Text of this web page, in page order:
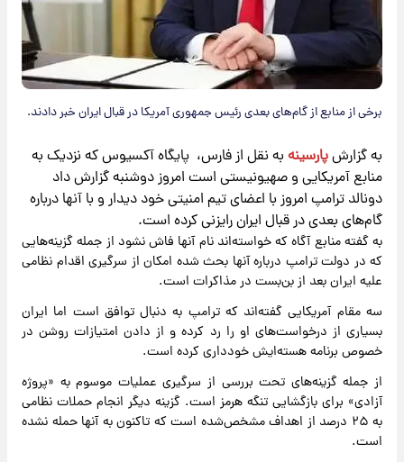
برخی از منابع از گام‌های بعدی رئیس جمهوری آمریکا در قبال ایران خبر دادند.
به گزارشپارسینهبه نقل از فارس، پایگاه آکسیوس که نزدیک به
منابع آمریکایی و صهیونیستی است امروز دوشنبه گزارش داد
دونالد ترامپ امروز با اعضای تیم امنیتی خود دیدار و با آنها درباره
گام‌های بعدی در قبال ایران رایزنی کرده است.
به گفته منابع آگاه که خواسته‌اند نام آنها فاش نشود از جمله گزینه‌هایی
که در دولت ترامپ درباره آنها بحث شده امکان از سرگیری اقدام نظامی
علیه ایران بعد از بن‌بست در مذاکرات است.
سه مقام آمریکایی گفته‌اند که ترامپ به دنبال توافق است اما ایران
بسیاری از درخواست‌های او را رد کرده و از دادن امتیازات روشن در
خصوص برنامه هسته‌ایش خودداری کرده است.
از جمله گزینه‌های تحت بررسی از سرگیری عملیات موسوم به «پروژه
آزادی» برای بازگشایی تنگه هرمز است. گزینه دیگر انجام حملات نظامی
به ۲۵ درصد از اهداف مشخص‌شده است که تاکنون به آنها حمله نشده
است.